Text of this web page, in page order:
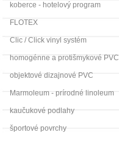
koberce - hotelový program
FLOTEX
Clic / Click vinyl systém
homogénne a protišmykové PVC
objektové dizajnové PVC
Marmoleum - prírodné linoleum
kaučukové podlahy
športové povrchy